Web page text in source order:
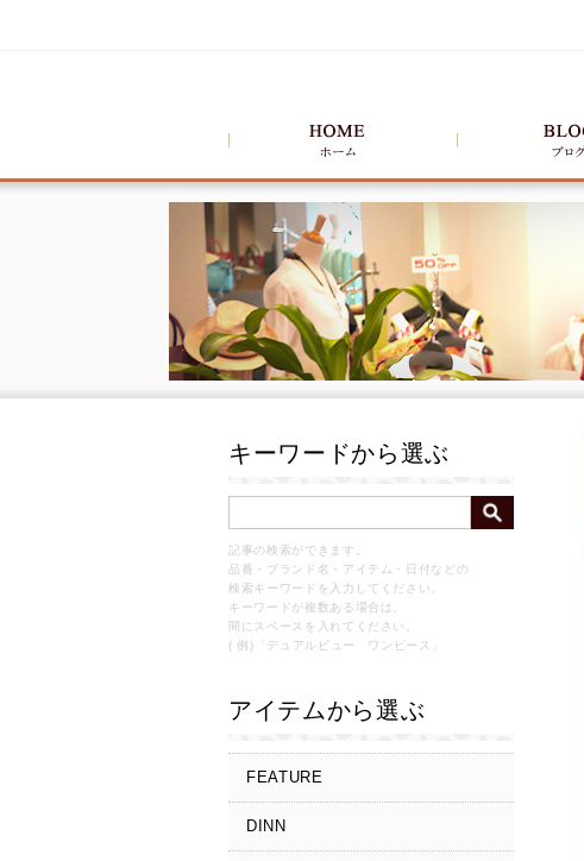
キーワードから選ぶ
記事の検索ができます。
品番・ブランド名・アイテム・日付などの
検索キーワードを入力してください。
キーワードが複数ある場合は、
間にスペースを入れてください。
( 例)「デュアルビュー ワンピース」
アイテムから選ぶ
FEATURE
DINN